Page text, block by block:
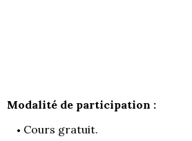
Modalité de participation :
Cours gratuit.